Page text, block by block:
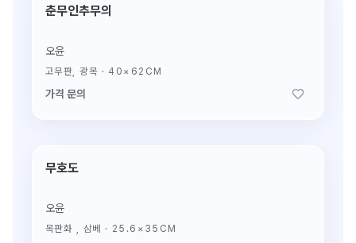
생전 진작(眞作)
춘무인추무의
오윤
고무판, 광목 · 40×62CM
가격 문의
생전 진작(眞作)
무호도
오윤
목판화 , 삼베 · 25.6×35CM